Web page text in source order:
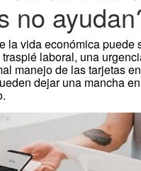
no
la vida económica puede
laboral, una
manejo de las tarjetas
dejar una mancha